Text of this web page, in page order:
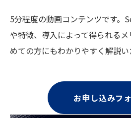
5分程度の動画コンテンツです。
や特徴、導入によって得られる
めての方にもわかりやすく解説い
お申し込みフ